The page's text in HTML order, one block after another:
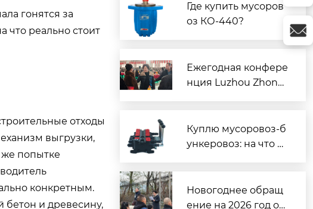
гонятся за
что реально стоит
отходы
выгрузки,
же попытке
конкретным.
бетон и древесину,
Где купить мусоров
оз КО-440?
Ежегодная конфере
нция Luzhou Zhong
— размышляя о про
шлом и отправляяс
Куплю мусоровоз-б
ункеровоз: на что с
Новогоднее обращ
ение на 2026 год от